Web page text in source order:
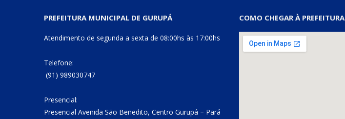
PREFEITURA MUNICIPAL DE GURUPÁ
Atendimento de segunda a sexta de 08:00hs às 17:00hs
Telefone:
(91) 989030747
Presencial:
Presencial Avenida São Benedito, Centro Gurupá – Pará
COMO CHEGAR À PREFEITURA